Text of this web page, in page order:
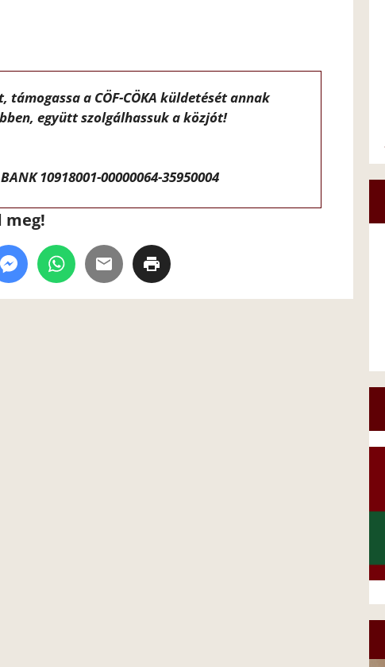
a CÖF-CÖKA küldetését annak
együtt szolgálhassuk a közjót!
10918001-00000064-35950004
meg!